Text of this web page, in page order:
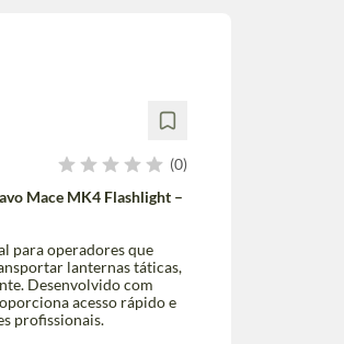
(0)
Mace MK4 Flashlight –
para operadores que
lanternas táticas,
Desenvolvido com
acesso rápido e
profissionais.